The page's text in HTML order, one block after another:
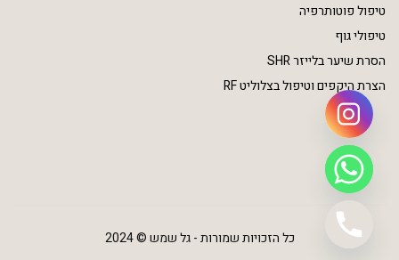
טיפול פוטותרפיה
טיפולי גוף
הסרת שיער בלייזר SHR
הצרת היקפים וטיפול בצלוליט RF
כל הזכויות שמורות - גל שמש © 2024